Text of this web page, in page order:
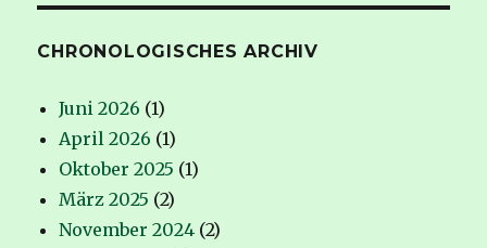
CHRONOLOGISCHES ARCHIV
Juni 2026 (1)
April 2026 (1)
Oktober 2025 (1)
März 2025 (2)
November 2024 (2)